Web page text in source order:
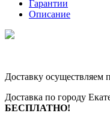
Гарантии
Описание
Доставку осуществляем
Доставка по городу
БЕСПЛАТНО!